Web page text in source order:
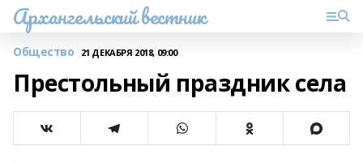
Архангельский вестник
Общество 21 ДЕКАБРЯ 2018, 09:00
Престольный праздник села